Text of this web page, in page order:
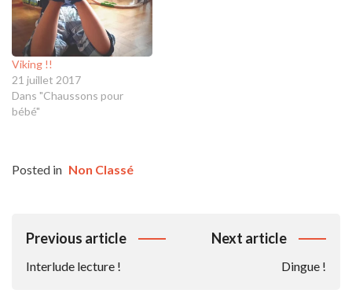
Viking !!
21 juillet 2017
Dans "Chaussons pour
bébé"
Posted in Non Classé
Navigation
L’article
Previous article
Interlude lecture !
Next article
Dingue !